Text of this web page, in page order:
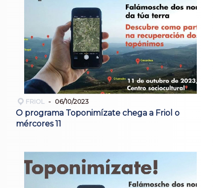
FRIOL 06/10/2023
O programa Toponimízate chega a Friol o
mércores 11